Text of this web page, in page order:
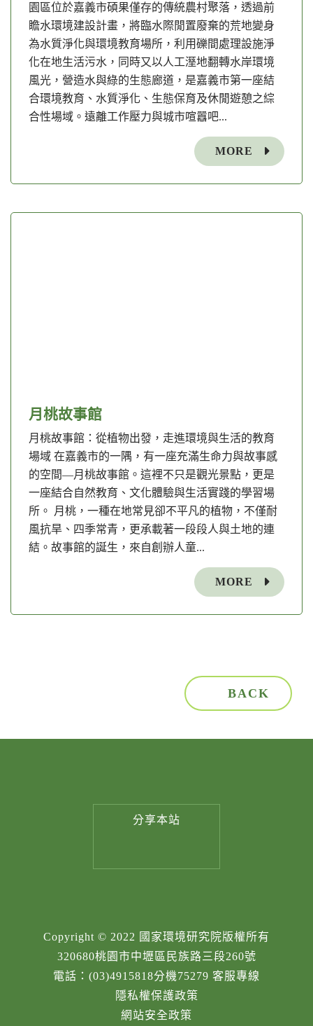
園區位於嘉義市碩果僅存的傳統農村聚落，透過前
瞻水環境建設計畫，將臨水際閒置廢棄的荒地變身
為水質淨化與環境教育場所，利用礫間處理設施淨
化在地生活污水，同時又以人工溼地翻轉水岸環境
風光，營造水與綠的生態廊道，是嘉義市第一座結
合環境教育、水質淨化、生態保育及休閒遊憩之綜
合性場域。遠離工作壓力與城市喧囂吧...
MORE
月桃故事館
月桃故事館：從植物出發，走進環境與生活的教育
場域 在嘉義市的一隅，有一座充滿生命力與故事感
的空間—月桃故事館。這裡不只是觀光景點，更是
一座結合自然教育、文化體驗與生活實踐的學習場
所。 月桃，一種在地常見卻不平凡的植物，不僅耐
風抗旱、四季常青，更承載著一段段人與土地的連
結。故事館的誕生，來自創辦人童...
MORE
BACK
分享本站
Copyright © 2022 國家環境研究院版權所有
320680桃園市中壢區民族路三段260號
電話：(03)4915818分機75279 客服專線
隱私權保護政策
網站安全政策